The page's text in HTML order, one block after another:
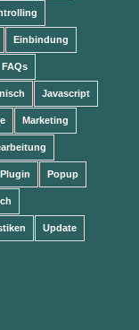
Einbindung
FAQs
Javascript
Marketing
Plugin Popup
Update